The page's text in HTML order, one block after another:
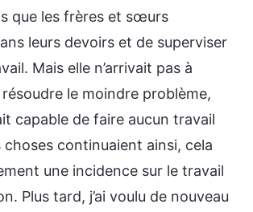
que les frères et sœurs
leurs devoirs et de superviser
Mais elle n’arrivait pas à
le moindre problème,
capable de faire aucun travail
choses continuaient ainsi, cela
une incidence sur le travail
Plus tard, j’ai voulu de nouveau